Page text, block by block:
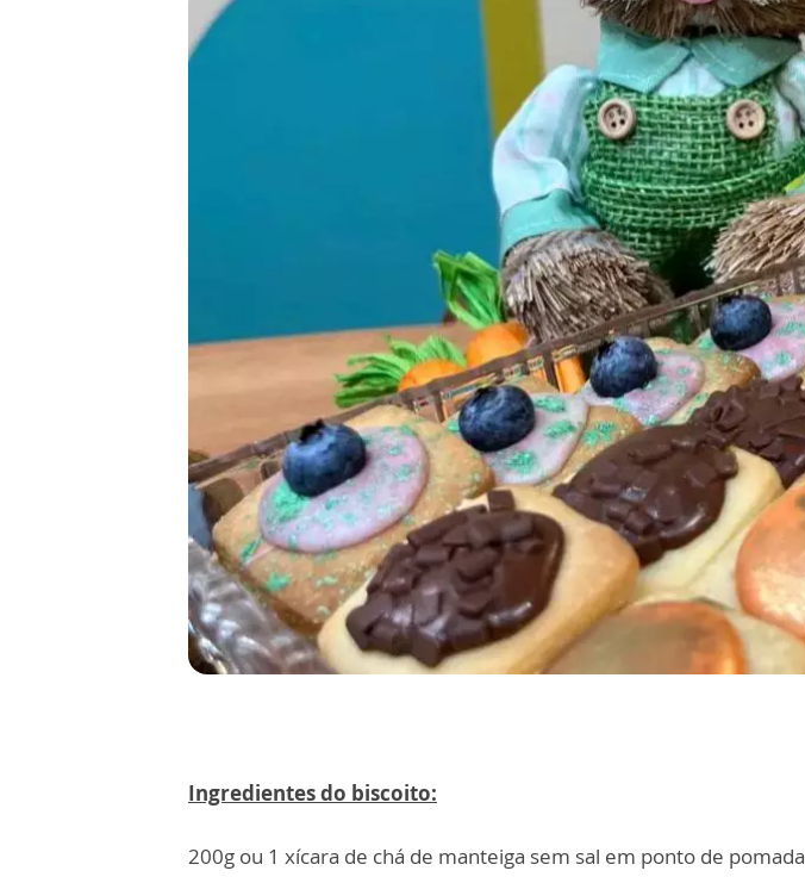
Ingredientes do biscoito:
200g ou 1 xícara de chá de manteiga sem sal em ponto de pomada